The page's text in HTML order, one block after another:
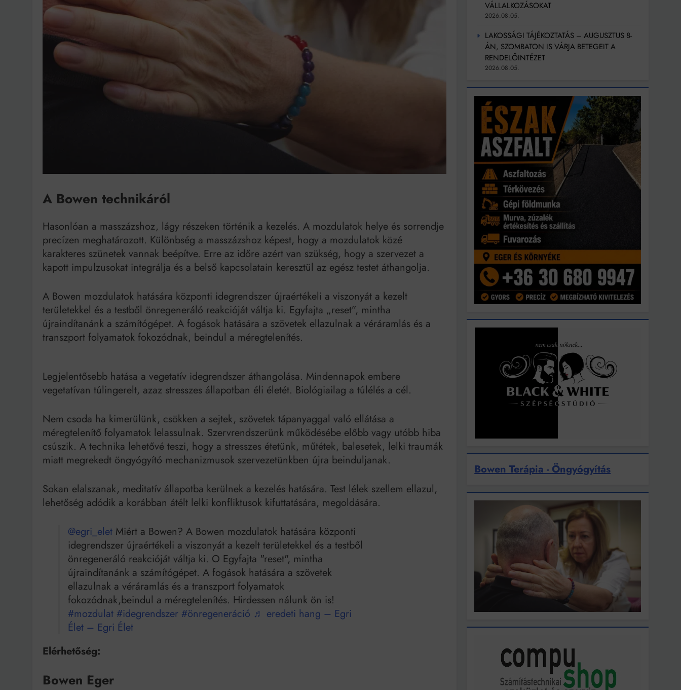
A Bowen technikáról
Hasonlóan a masszázshoz, lágy részeken történik a kezelés. A mozdulatok helye és sorrendje
precízen meghatározott. Különbség a masszázshoz képest, hogy a mozdulatok közé
karakteres szünetek vannak beépítve. Erre az időre azért van szükség, hogy a szervezet a
kapott impulzusokat integrálja és a belső kapcsolatain keresztül az egész testet áthangolja.
A Bowen mozdulatok hatására központi idegrendszer újraértékeli a viszonyát a kezelt
területekkel és a testből önregeneráló reakcióját váltja ki. Egyfajta „reset”, mintha
újraindítanánk a számítógépet. A fogások hatására a szövetek ellazulnak a véráramlás és a
transzport folyamatok fokozódnak, beindul a méregtelenítés.
Legjelentősebb hatása a vegetatív idegrendszer áthangolása. Mindennapok embere
vegetatívan túlingerelt, azaz stresszes állapotban éli életét. Biológiailag a túlélés a cél.
Nem csoda ha kimerülünk, csökken a sejtek, szövetek tápanyaggal való ellátása a
méregtelenítő folyamatok lelassulnak. Szervrendszerünk működésébe előbb vagy utóbb hiba
csúszik. A technika lehetővé teszi, hogy a stresszes étetünk, műtétek, balesetek, lelki traumák
miatt megrekedt öngyógyító mechanizmusok szervezetünkben újra beinduljanak.
Sokan elalszanak, meditatív állapotba kerülnek a kezelés hatására. Test lélek szellem ellazul,
lehetőség adódik a korábban átélt lelki konfliktusok kifuttatására, megoldására.
@egri_elet Miért a Bowen? A Bowen mozdulatok hatására központi
idegrendszer újraértékeli a viszonyát a kezelt területekkel és a testből
önregeneráló reakcióját váltja ki. O Egyfajta "reset", mintha
újraindítanánk a számítógépet. A fogások hatására a szövetek
ellazulnak a véráramlás és a transzport folyamatok
fokozódnak,beindul a méregtelenítés. Hirdessen nálunk ön is!
#mozdulat #idegrendszer #önregeneráció ♬ eredeti hang – Egri
Élet – Egri Élet
Elérhetőség:
Bowen Eger
VÁLLALKOZÁSOKAT
2026.08.05.
LAKOSSÁGI TÁJÉKOZTATÁS – AUGUSZTUS 8-
ÁN, SZOMBATON IS VÁRJA BETEGEIT A
RENDELŐINTÉZET
2026.08.05.
Bowen Terápia - Öngyógyítás